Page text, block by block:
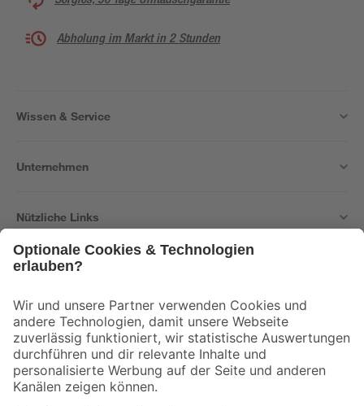
Abholung im Markt in 2 Stunden
Wissen & Service
Unternehmen
Nützliche Links
Der toom Newsletter: Keine Angebote und Aktionen mehr verpassen!
Zur Newsletter Anmeldung
Folge uns